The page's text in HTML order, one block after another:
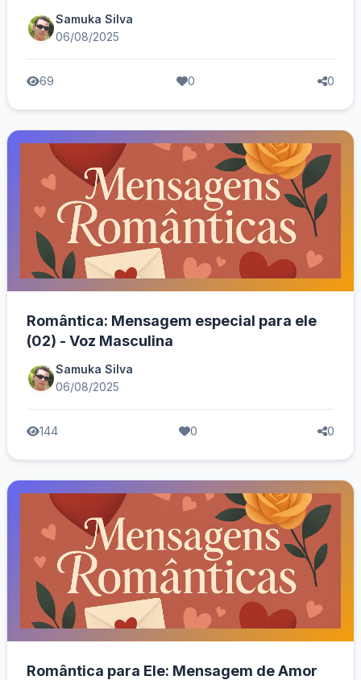
Samuka Silva
06/08/2025
69 0 0
Romântica: Mensagem especial para ele
(02) - Voz Masculina
Samuka Silva
06/08/2025
144 0 0
Romântica para Ele: Mensagem de Amor